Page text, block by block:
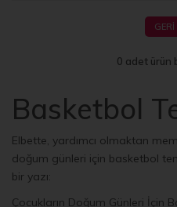
0 adet ürün
Basketbol
Elbette, yardımcı olmaktan
doğum günleri için basketbol
bir yazı:
Çocukların Doğum Günleri İçin